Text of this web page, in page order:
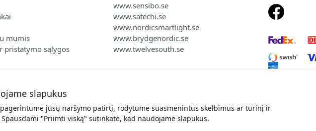
mumis
pristatymo sąlygos
www.sensibo.se
www.satechi.se
www.nordicsmartlight.se
www.brydgenordic.se
www.twelvesouth.se
Autorinės teisės © 2026 Vendora Nordic - Oficialus PlayShifu® platintojas Lietuva
slapukus
jūsų naršymo patirtį, rodytume suasmenintus skelbimus ar turinį ir
"Priimti viską" sutinkate, kad naudojame slapukus.